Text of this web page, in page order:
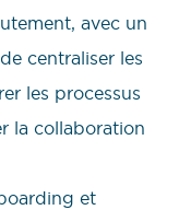
avec un
centraliser les
les processus
la collaboration
et